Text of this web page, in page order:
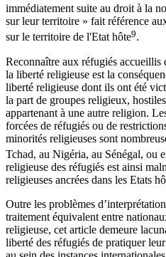
immédiatement suite au droit à la
sur leur territoire » fait référence
sur le territoire de l'Etat hôte9.
Reconnaître aux réfugiés accueillis
la liberté religieuse est la
liberté religieuse dont ils ont été
la part de groupes religieux,
appartenant à une autre religion.
forcées de réfugiés ou de
minorités religieuses sont
Tchad, au Nigéria, au Sénégal, ou
religieuse des réfugiés est ainsi
religieuses ancrées dans les Etats
Outre les problèmes
traitement équivalent entre
religieuse, cet article demeure
liberté des réfugiés de pratiquer